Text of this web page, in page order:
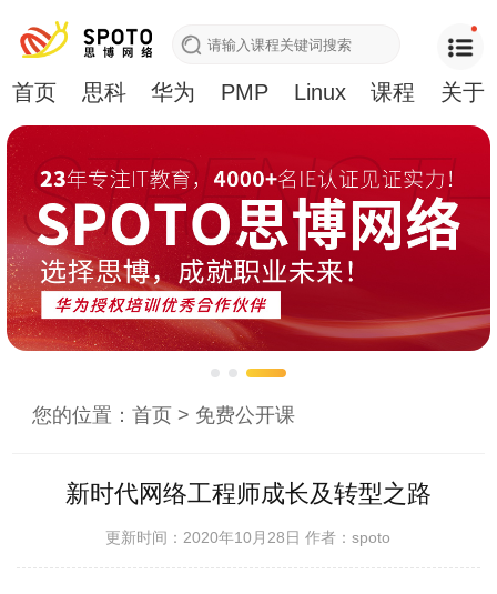
首页 思科 华为 PMP Linux 课程 关于
您的位置：首页 > 免费公开课
新时代网络工程师成长及转型之路
更新时间：2020年10月28日作者：spoto